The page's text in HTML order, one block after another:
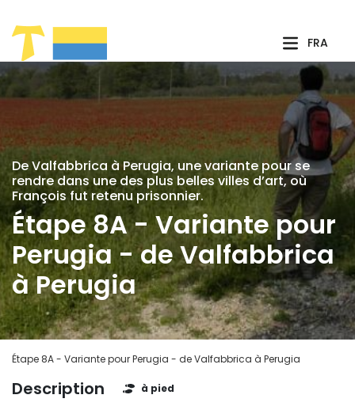
FRA
De Valfabbrica à Perugia, une variante pour se
rendre dans une des plus belles villes d’art, où
François fut retenu prisonnier.
Étape 8A - Variante pour
Perugia - de Valfabbrica
à Perugia
Étape 8A - Variante pour Perugia - de Valfabbrica à Perugia
Description à pied